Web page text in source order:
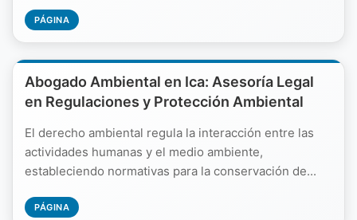
PÁGINA
Abogado Ambiental en Ica: Asesoría Legal
en Regulaciones y Protección Ambiental
El derecho ambiental regula la interacción entre las
actividades humanas y el medio ambiente,
estableciendo normativas para la conservación de...
PÁGINA